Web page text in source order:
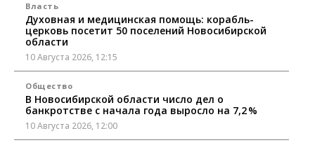
Власть
Духовная и медицинская помощь: корабль-
церковь посетит 50 поселений Новосибирской
области
10 Августа 2026, 12:15
Общество
В Новосибирской области число дел о
банкротстве с начала года выросло на 7,2 %
10 Августа 2026, 12:00